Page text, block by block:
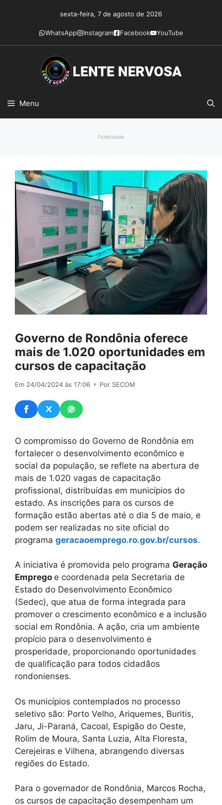
conteúdo
sexta-feira, 7 de agosto de 2026
WhatsApp Instagram Facebook YouTube
Menu
Publicidade
Governo de Rondônia oferece
mais de 1.020 oportunidades em
cursos de capacitação
Em 24/04/2024 às 17:06 ⚬ Por SECOM
O compromisso do Governo de Rondônia em
fortalecer o desenvolvimento econômico e
social da população, se reflete na abertura de
mais de 1.020 vagas de capacitação
profissional, distribuídas em municípios do
estado. As inscrições para os cursos de
formação estão abertas até o dia 5 de maio, e
podem ser realizadas no site oficial do
programa geracaoemprego.ro.gov.br/cursos.
A iniciativa é promovida pelo programa Geração
Emprego e coordenada pela Secretaria de
Estado do Desenvolvimento Econômico
(Sedec), que atua de forma integrada para
promover o crescimento econômico e a inclusão
social em Rondônia. A ação, cria um ambiente
propício para o desenvolvimento e
prosperidade, proporcionando oportunidades
de qualificação para todos cidadãos
rondonienses.
Os municípios contemplados no processo
seletivo são: Porto Velho, Ariquemes, Buritis,
Jaru, Ji-Paraná, Cacoal, Espigão do Oeste,
Rolim de Moura, Santa Luzia, Alta Floresta,
Cerejeiras e Vilhena, abrangendo diversas
regiões do Estado.
Para o governador de Rondônia, Marcos Rocha,
os cursos de capacitação desempenham um